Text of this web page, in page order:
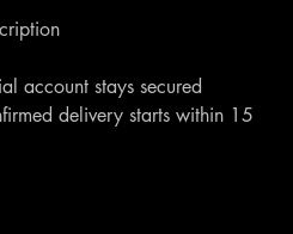
account stays secured
delivery starts within 15